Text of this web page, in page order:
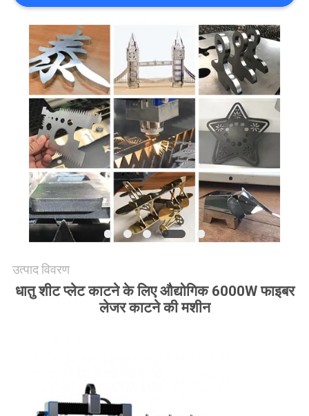
साइटमैप
PRIVACY
POLICY
उत्पाद विवरण
धातु शीट प्लेट काटने के लिए औद्योगिक 6000W फाइबर
लेजर काटने की मशीन